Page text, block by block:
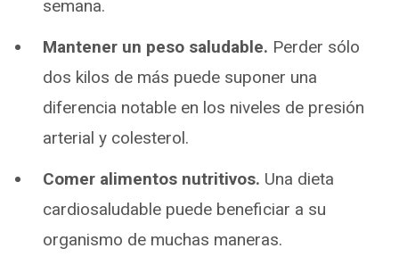
semana.
Mantener un peso saludable. Perder sólo
dos kilos de más puede suponer una
diferencia notable en los niveles de presión
arterial y colesterol.
Comer alimentos nutritivos. Una dieta
cardiosaludable puede beneficiar a su
organismo de muchas maneras.